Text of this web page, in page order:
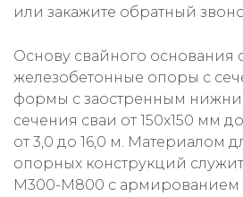
или закажите обратный
Основу свайного основания
железобетонные опоры с
формы с заостренным
сечения сваи от 150х150 мм
от 3,0 до 16,0 м. Материалом
опорных конструкций
M300-M800 с армированием